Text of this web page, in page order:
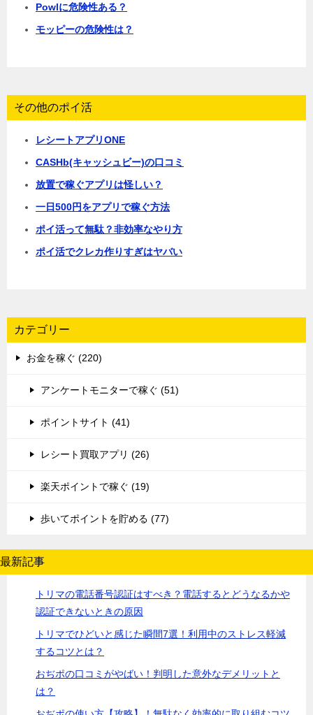
Powlに危険性ある？
モッピーの危険性は？
その他のポイ活
レシートアプリONE
CASHb(キャッシュビー)の口コミ
放置で稼ぐアプリは怪しい？
一日500円をアプリで稼ぐ方法
ポイ活って無駄？非効率なやり方
ポイ活でクレカ作りすぎはヤバい
カテゴリー
お金を稼ぐ (220)
アンケートモニターで稼ぐ (51)
ポイントサイト (41)
レシート買取アプリ (26)
楽天ポイントで稼ぐ (19)
歩いてポイントを貯める (77)
最新記事
トリマの電話番号認証はすべき？電話するとどうなるかや
認証できないときの原因
トリマでひどいと感じた瞬間7選！利用中のストレス軽減
するコツとは？
おぢポの口コミがやばい！判明した意外なデメリットと
は？